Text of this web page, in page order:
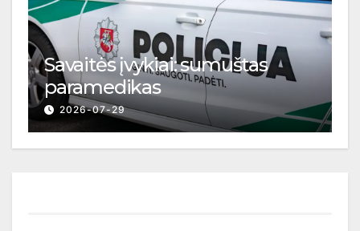
Savaitės įvykiai: sumuštas
paramedikas
2026-07-29